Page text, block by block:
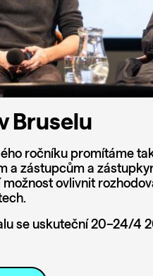
Bruselu
ročníku promítáme
a zástupcům a
ovlivnit
se uskuteční 20–24/4